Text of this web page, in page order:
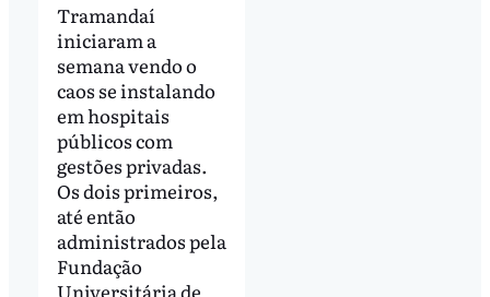
Tramandaí
iniciaram a
semana vendo o
caos se instalando
em hospitais
públicos com
gestões privadas.
Os dois primeiros,
até então
administrados pela
Fundação
Universitária de